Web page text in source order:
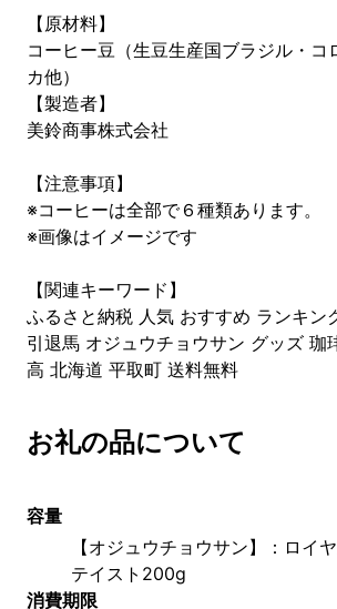
【原材料】
コーヒー豆（生豆生産国ブラジル・コ
カ他）
【製造者】
美鈴商事株式会社
【注意事項】
※コーヒーは全部で６種類あります。
※画像はイメージです
【関連キーワード】
ふるさと納税 人気 おすすめ ランキン
引退馬 オジュウチョウサン グッズ 珈
高 北海道 平取町 送料無料
お礼の品について
容量
【オジュウチョウサン】：ロイ
テイスト200g
消費期限